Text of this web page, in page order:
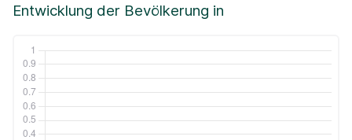
Entwicklung der Bevölkerung in